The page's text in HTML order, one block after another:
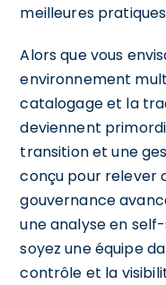
meilleures
Alors que vous
environnement
catalogage et la
deviennent
transition et une
conçu pour relever
gouvernance
une analyse en
soyez une équipe
contrôle et la